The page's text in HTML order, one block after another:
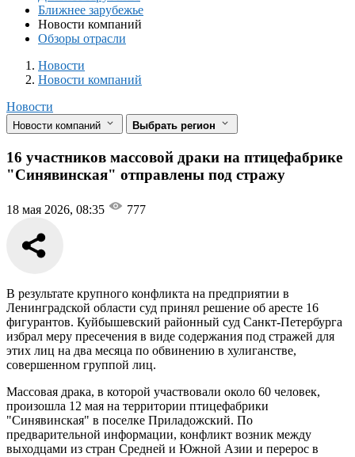
Ближнее зарубежье
Новости компаний
Обзоры отрасли
Новости
Разделы
Новости
Новости компаний
Новости
Новости компаний Выбрать регион
16 участников массовой драки на птицефабрике
"Синявинская" отправлены под стражу
18 мая 2026, 08:35 777
В результате крупного конфликта на предприятии в
Ленинградской области суд принял решение об аресте 16
фигурантов. Куйбышевский районный суд Санкт-Петербурга
избрал меру пресечения в виде содержания под стражей для
этих лиц на два месяца по обвинению в хулиганстве,
совершенном группой лиц.
Массовая драка, в которой участвовали около 60 человек,
произошла 12 мая на территории птицефабрики
"Синявинская" в поселке Приладожский. По
предварительной информации, конфликт возник между
выходцами из стран Средней и Южной Азии и перерос в